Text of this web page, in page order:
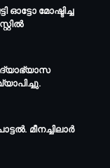
ഓട്ടോ മോഷ്ടിച്ച
മീനച്ചിലാര്‍